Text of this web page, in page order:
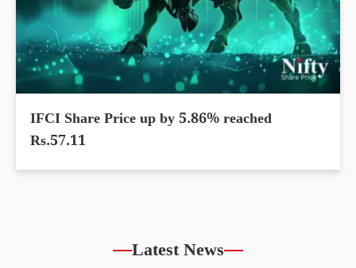
IFCI Share Price up by 5.86% reached
Rs.57.11
Latest News